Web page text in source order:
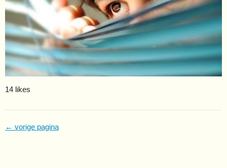
14 likes
← vorige pagina